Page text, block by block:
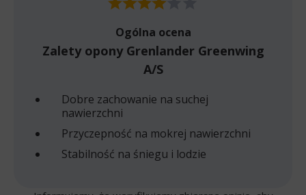
Ogólna ocena
Zalety opony Grenlander Greenwing
A/S
Dobre zachowanie na suchej
nawierzchni
Przyczepność na mokrej nawierzchni
Stabilność na śniegu i lodzie